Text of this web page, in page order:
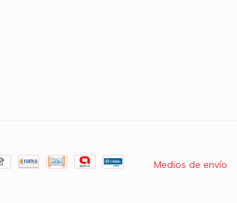
Medios de envío